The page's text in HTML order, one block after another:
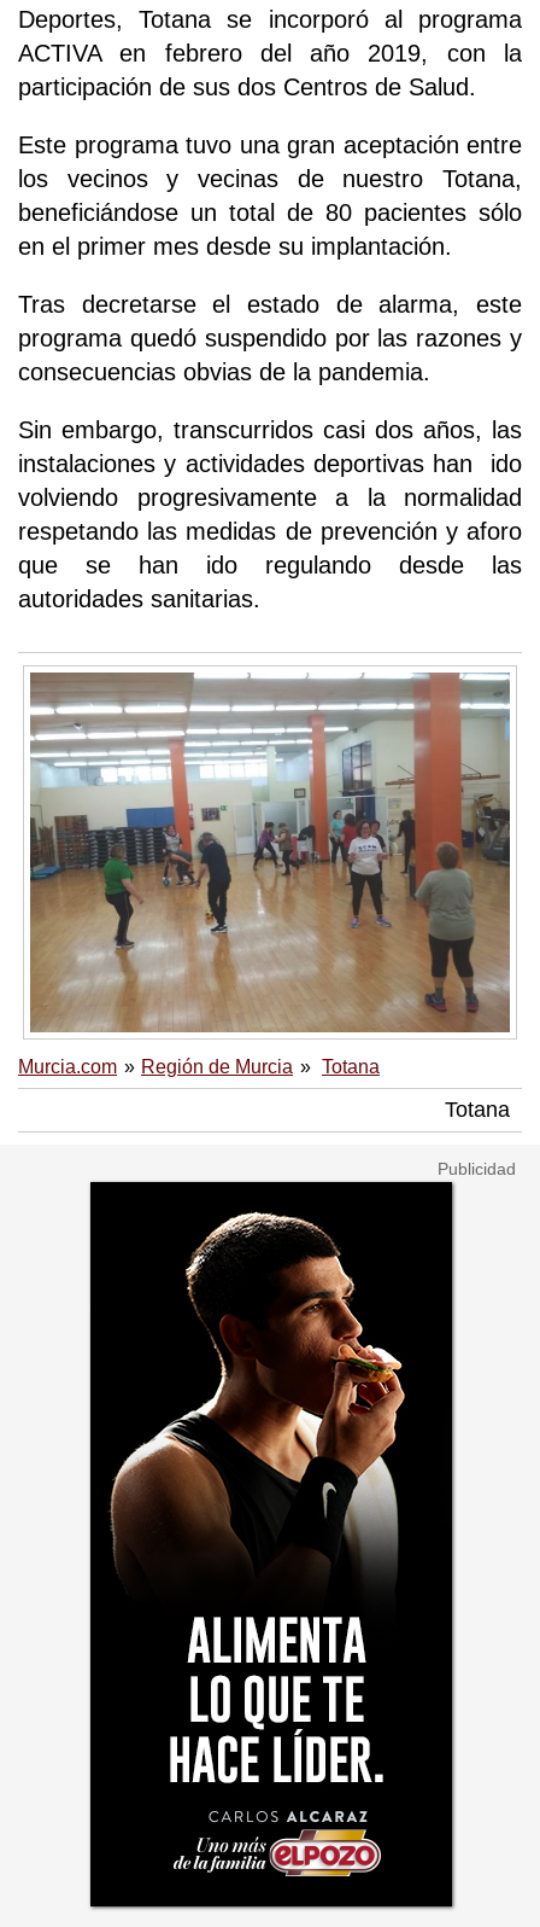
Deportes, Totana se incorporó al programa
ACTIVA en febrero del año 2019, con la
participación de sus dos Centros de Salud.
Este programa tuvo una gran aceptación entre
los vecinos y vecinas de nuestro Totana,
beneficiándose un total de 80 pacientes sólo
en el primer mes desde su implantación.
Tras decretarse el estado de alarma, este
programa quedó suspendido por las razones y
consecuencias obvias de la pandemia.
Sin embargo, transcurridos casi dos años, las
instalaciones y actividades deportivas han ido
volviendo progresivamente a la normalidad
respetando las medidas de prevención y aforo
que se han ido regulando desde las
autoridades sanitarias.
Murcia.com Región de Murcia Totana
Totana